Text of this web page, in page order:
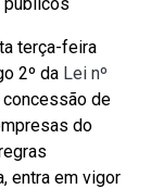
terça-feira
2º da Lei nº
de
do
entra em vigor